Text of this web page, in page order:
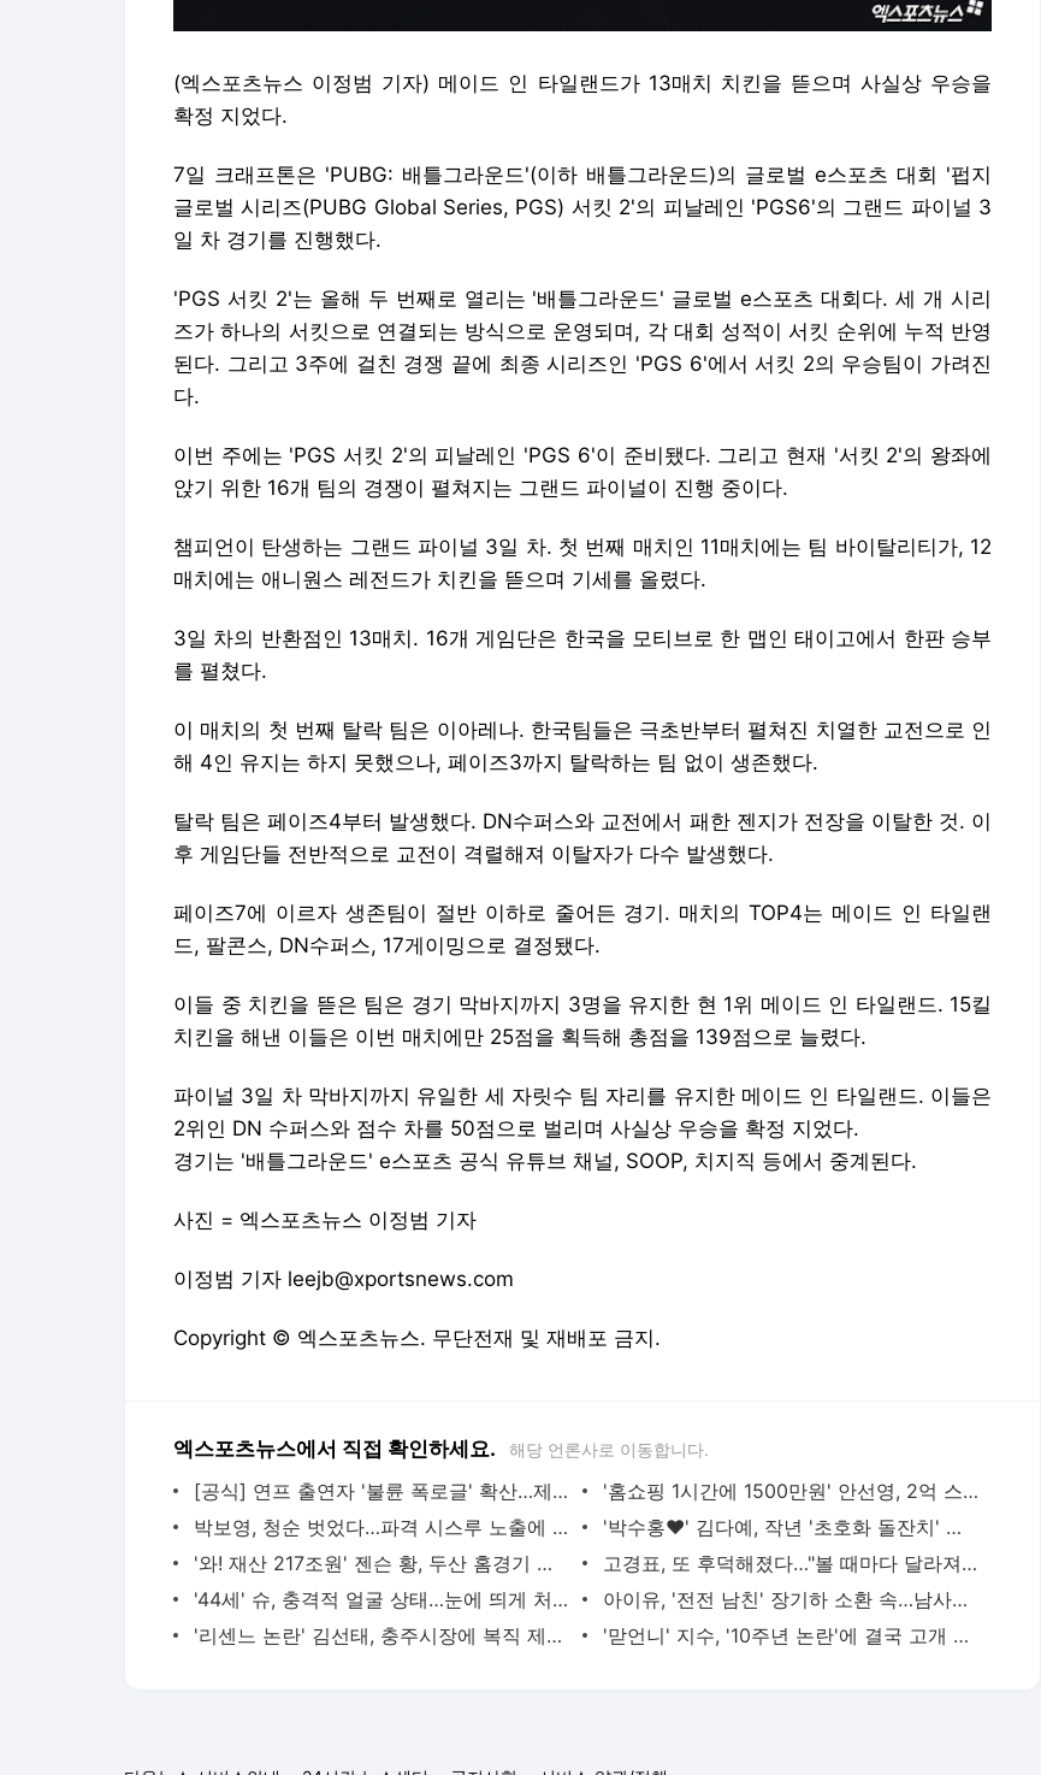
(엑스포츠뉴스 이정범 기자) 메이드 인 타일랜드가 13매치 치킨을 뜯으며 사실상 우승을
확정 지었다.
7일 크래프톤은 'PUBG: 배틀그라운드'(이하 배틀그라운드)의 글로벌 e스포츠 대회 '펍지
글로벌 시리즈(PUBG Global Series, PGS) 서킷 2'의 피날레인 'PGS6'의 그랜드 파이널 3
일 차 경기를 진행했다.
'PGS 서킷 2'는 올해 두 번째로 열리는 '배틀그라운드' 글로벌 e스포츠 대회다. 세 개 시리
즈가 하나의 서킷으로 연결되는 방식으로 운영되며, 각 대회 성적이 서킷 순위에 누적 반영
된다. 그리고 3주에 걸친 경쟁 끝에 최종 시리즈인 'PGS 6'에서 서킷 2의 우승팀이 가려진
다.
이번 주에는 'PGS 서킷 2'의 피날레인 'PGS 6'이 준비됐다. 그리고 현재 '서킷 2'의 왕좌에
앉기 위한 16개 팀의 경쟁이 펼쳐지는 그랜드 파이널이 진행 중이다.
챔피언이 탄생하는 그랜드 파이널 3일 차. 첫 번째 매치인 11매치에는 팀 바이탈리티가, 12
매치에는 애니원스 레전드가 치킨을 뜯으며 기세를 올렸다.
3일 차의 반환점인 13매치. 16개 게임단은 한국을 모티브로 한 맵인 태이고에서 한판 승부
를 펼쳤다.
이 매치의 첫 번째 탈락 팀은 이아레나. 한국팀들은 극초반부터 펼쳐진 치열한 교전으로 인
해 4인 유지는 하지 못했으나, 페이즈3까지 탈락하는 팀 없이 생존했다.
탈락 팀은 페이즈4부터 발생했다. DN수퍼스와 교전에서 패한 젠지가 전장을 이탈한 것. 이
후 게임단들 전반적으로 교전이 격렬해져 이탈자가 다수 발생했다.
페이즈7에 이르자 생존팀이 절반 이하로 줄어든 경기. 매치의 TOP4는 메이드 인 타일랜
드, 팔콘스, DN수퍼스, 17게이밍으로 결정됐다.
이들 중 치킨을 뜯은 팀은 경기 막바지까지 3명을 유지한 현 1위 메이드 인 타일랜드. 15킬
치킨을 해낸 이들은 이번 매치에만 25점을 획득해 총점을 139점으로 늘렸다.
파이널 3일 차 막바지까지 유일한 세 자릿수 팀 자리를 유지한 메이드 인 타일랜드. 이들은
2위인 DN 수퍼스와 점수 차를 50점으로 벌리며 사실상 우승을 확정 지었다.
경기는 '배틀그라운드' e스포츠 공식 유튜브 채널, SOOP, 치지직 등에서 중계된다.
사진 = 엑스포츠뉴스 이정범 기자
이정범 기자 leejb@xportsnews.com
Copyright © 엑스포츠뉴스. 무단전재 및 재배포 금지.
엑스포츠뉴스에서 직접 확인하세요. 해당 언론사로 이동합니다.
[공식] 연프 출연자 '불륜 폭로글' 확산…제작진 "사실 확인 중"
'홈쇼핑 1시간에 1500만원' 안선영, 2억 스포츠카 인증…'입이 떡'
박보영, 청순 벗었다…파격 시스루 노출에 '술렁'
'박수홍♥' 김다예, 작년 '초호화 돌잔치' 잊었나…"이렇게 예쁜 돌잔치 처음" [★해시태그]
'와! 재산 217조원' 젠슨 황, 두산 홈경기 시구→치킨 113마리 대량 주문…"코리아 고맙습니다" 한
고경표, 또 후덕해졌다…"볼 때마다 달라져" 어김없이 살찐 근황, 전현무도 깜짝 [엑's 이슈]
'44세' 슈, 충격적 얼굴 상태…눈에 띄게 처진 피부 "손 봐야 할 데 많아" [엑's 이슈]
아이유, '전전 남친' 장기하 소환 속…남사친과 다정한 투샷 "늘 든든" [엑's 이슈]
'리센느 논란' 김선태, 충주시장에 복직 제안 받았다…"돌아올 생각 있냐" 수척 근황까지 [엑's 이
'맏언니' 지수, '10주년 논란'에 결국 고개 숙였다…"마음 무겁다, 섭섭함 안겨" [엑's 이슈]